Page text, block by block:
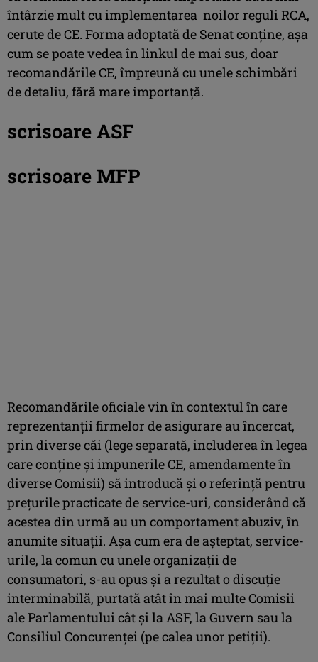
întârzie mult cu implementarea noilor reguli RCA,
cerute de CE. Forma adoptată de Senat conține, așa
cum se poate vedea în linkul de mai sus, doar
recomandările CE, împreună cu unele schimbări
de detaliu, fără mare importanță.
scrisoare ASF
scrisoare MFP
Recomandările oficiale vin în contextul în care
reprezentanții firmelor de asigurare au încercat,
prin diverse căi (lege separată, includerea în legea
care conține și impunerile CE, amendamente în
diverse Comisii) să introducă și o referință pentru
prețurile practicate de service-uri, considerând că
acestea din urmă au un comportament abuziv, în
anumite situații. Așa cum era de așteptat, service-
urile, la comun cu unele organizații de
consumatori, s-au opus și a rezultat o discuție
interminabilă, purtată atât în mai multe Comisii
ale Parlamentului cât și la ASF, la Guvern sau la
Consiliul Concurenței (pe calea unor petiții).